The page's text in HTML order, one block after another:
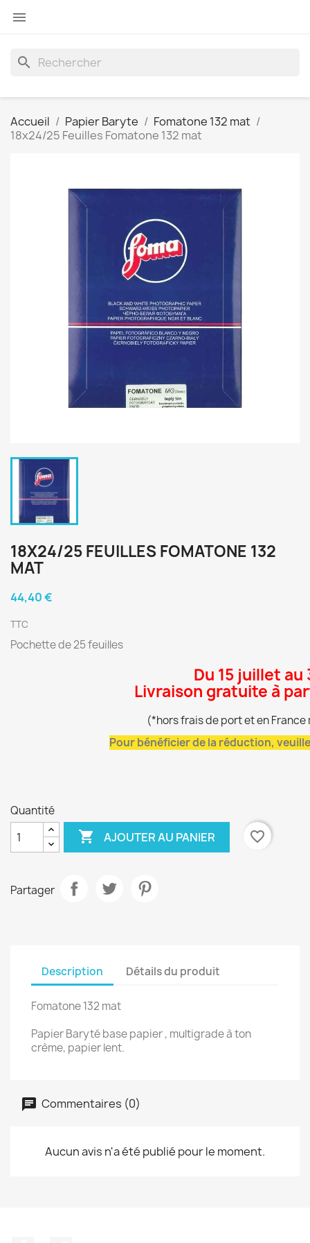

search
Accueil Papier Baryte
Fomatone 132 mat
18x24/25 Feuilles Fomatone 132 mat
18X24/25 FEUILLES FOMATONE 132
MAT
44,40 €
TTC
Pochette de 25 feuilles
Du 15 juillet au
Livraison gratuite à
(*hors frais de port et en
Pour bénéficier de la réduction,
Quantité
 AJOUTER AU PANIER favorite_border
Partager
Description Détails du produit
Fomatone 132 mat
Papier Baryté base papier , multigrade à ton
crème, papier lent.
Commentaires (0)
Aucun avis n'a été publié pour le moment.